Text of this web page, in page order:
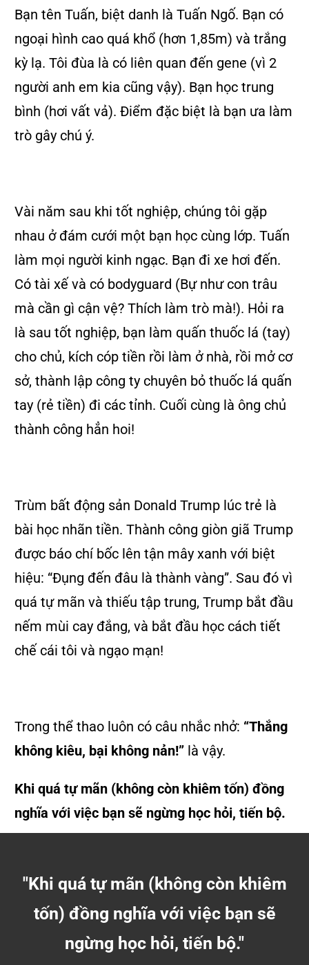
Bạn tên Tuấn, biệt danh là Tuấn Ngố. Bạn có
ngoại hình cao quá khổ (hơn 1,85m) và trắng
kỳ lạ. Tôi đùa là có liên quan đến gene (vì 2
người anh em kia cũng vậy). Bạn học trung
bình (hơi vất vả). Điểm đặc biệt là bạn ưa làm
trò gây chú ý.
Vài năm sau khi tốt nghiệp, chúng tôi gặp
nhau ở đám cưới một bạn học cùng lớp. Tuấn
làm mọi người kinh ngạc. Bạn đi xe hơi đến.
Có tài xế và có bodyguard (Bự như con trâu
mà cần gì cận vệ? Thích làm trò mà!). Hỏi ra
là sau tốt nghiệp, bạn làm quấn thuốc lá (tay)
cho chủ, kích cóp tiền rồi làm ở nhà, rồi mở cơ
sở, thành lập công ty chuyên bỏ thuốc lá quấn
tay (rẻ tiền) đi các tỉnh. Cuối cùng là ông chủ
thành công hẳn hoi!
Trùm bất động sản Donald Trump lúc trẻ là
bài học nhãn tiền. Thành công giòn giã Trump
được báo chí bốc lên tận mây xanh với biệt
hiệu: “Đụng đến đâu là thành vàng”. Sau đó vì
quá tự mãn và thiếu tập trung, Trump bắt đầu
nếm mùi cay đắng, và bắt đầu học cách tiết
chế cái tôi và ngạo mạn!
Trong thể thao luôn có câu nhắc nhở: “Thắng
không kiêu, bại không nản!” là vậy.
Khi quá tự mãn (không còn khiêm tốn) đồng
nghĩa với việc bạn sẽ ngừng học hỏi, tiến bộ.
"Khi quá tự mãn (không còn khiêm
tốn) đồng nghĩa với việc bạn sẽ
ngừng học hỏi, tiến bộ."